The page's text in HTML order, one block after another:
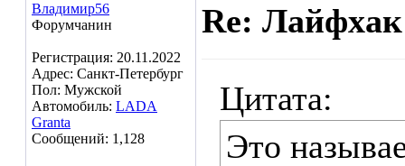
Владимир56
Форумчанин
Регистрация: 20.11.2022
Адрес: Санкт-Петербург
Пол: Мужской
Автомобиль: LADA
Granta
Сообщений: 1,128
Re:
Цитата:
Это